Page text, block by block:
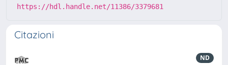
https://hdl.handle.net/11386/3379681
Citazioni
ND